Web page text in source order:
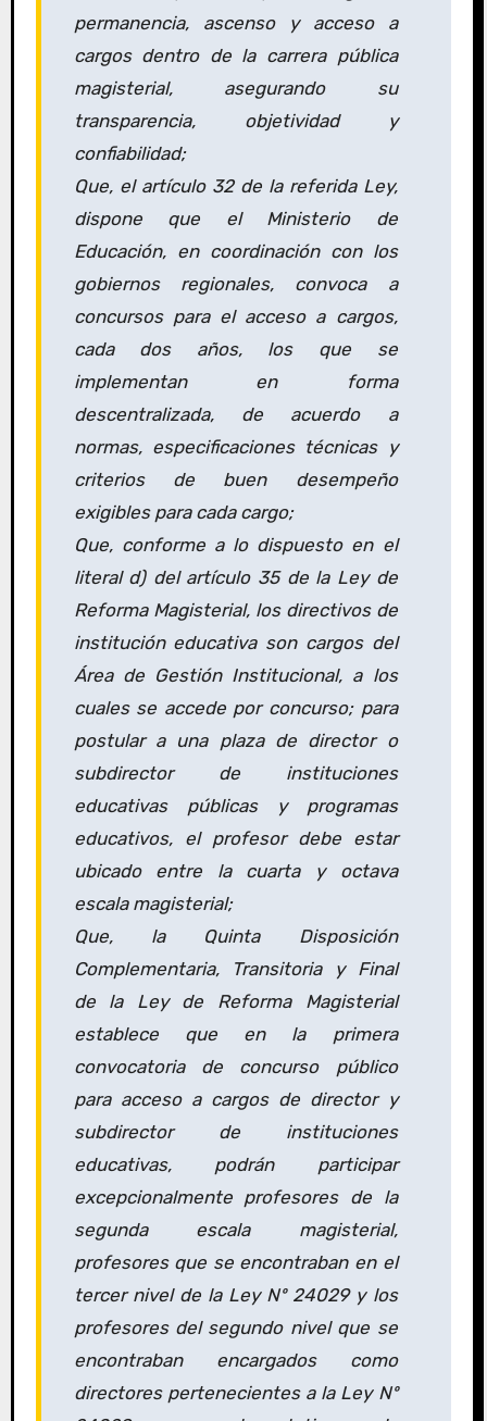
permanencia, ascenso y acceso a
cargos dentro de la carrera pública
magisterial, asegurando su
transparencia, objetividad y
confiabilidad;
Que, el artículo 32 de la referida Ley,
dispone que el Ministerio de
Educación, en coordinación con los
gobiernos regionales, convoca a
concursos para el acceso a cargos,
cada dos años, los que se
implementan en forma
descentralizada, de acuerdo a
normas, especificaciones técnicas y
criterios de buen desempeño
exigibles para cada cargo;
Que, conforme a lo dispuesto en el
literal d) del artículo 35 de la Ley de
Reforma Magisterial, los directivos de
institución educativa son cargos del
Área de Gestión Institucional, a los
cuales se accede por concurso; para
postular a una plaza de director o
subdirector de instituciones
educativas públicas y programas
educativos, el profesor debe estar
ubicado entre la cuarta y octava
escala magisterial;
Que, la Quinta Disposición
Complementaria, Transitoria y Final
de la Ley de Reforma Magisterial
establece que en la primera
convocatoria de concurso público
para acceso a cargos de director y
subdirector de instituciones
educativas, podrán participar
excepcionalmente profesores de la
segunda escala magisterial,
profesores que se encontraban en el
tercer nivel de la Ley Nº 24029 y los
profesores del segundo nivel que se
encontraban encargados como
directores pertenecientes a la Ley Nº